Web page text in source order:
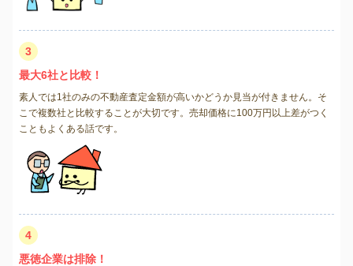
3
最大6社と比較！
素人では1社のみの不動産査定金額が高いかどうか見当が付きません。そ
こで複数社と比較することが大切です。売却価格に100万円以上差がつく
こともよくある話です。
4
悪徳企業は排除！